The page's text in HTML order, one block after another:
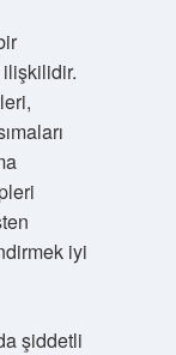
iyi
şiddetli